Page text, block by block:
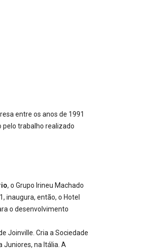
entre os anos de 1991
pelo trabalho realizado
, o Grupo Irineu Machado
inaugura, então, o Hotel
o desenvolvimento
Joinville. Cria a Sociedade
Juniores, na Itália. A